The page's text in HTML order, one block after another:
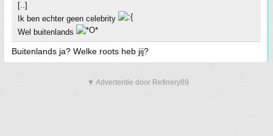
[..]
Ik ben echter geen celebrity
Wel buitenlands
Buitenlands ja? Welke roots heb jij?
▼ Advertentie door Refinery89